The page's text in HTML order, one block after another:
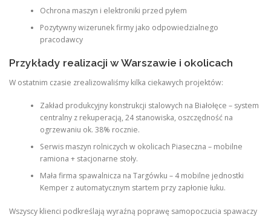
Ochrona maszyn i elektroniki przed pyłem
Pozytywny wizerunek firmy jako odpowiedzialnego
pracodawcy
Przykłady realizacji w Warszawie i okolicach
W ostatnim czasie zrealizowaliśmy kilka ciekawych projektów:
Zakład produkcyjny konstrukcji stalowych na Białołęce – system
centralny z rekuperacją, 24 stanowiska, oszczędność na
ogrzewaniu ok. 38% rocznie.
Serwis maszyn rolniczych w okolicach Piaseczna – mobilne
ramiona + stacjonarne stoły.
Mała firma spawalnicza na Targówku – 4 mobilne jednostki
Kemper z automatycznym startem przy zapłonie łuku.
Wszyscy klienci podkreślają wyraźną poprawę samopoczucia spawaczy